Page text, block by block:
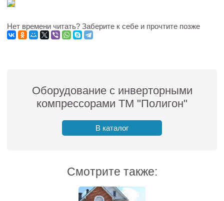
Нет времени читать? Заберите к себе и прочтите позже
Оборудование с инверторными
компрессорами ТМ "Полигон"
В каталог
Смотрите также: